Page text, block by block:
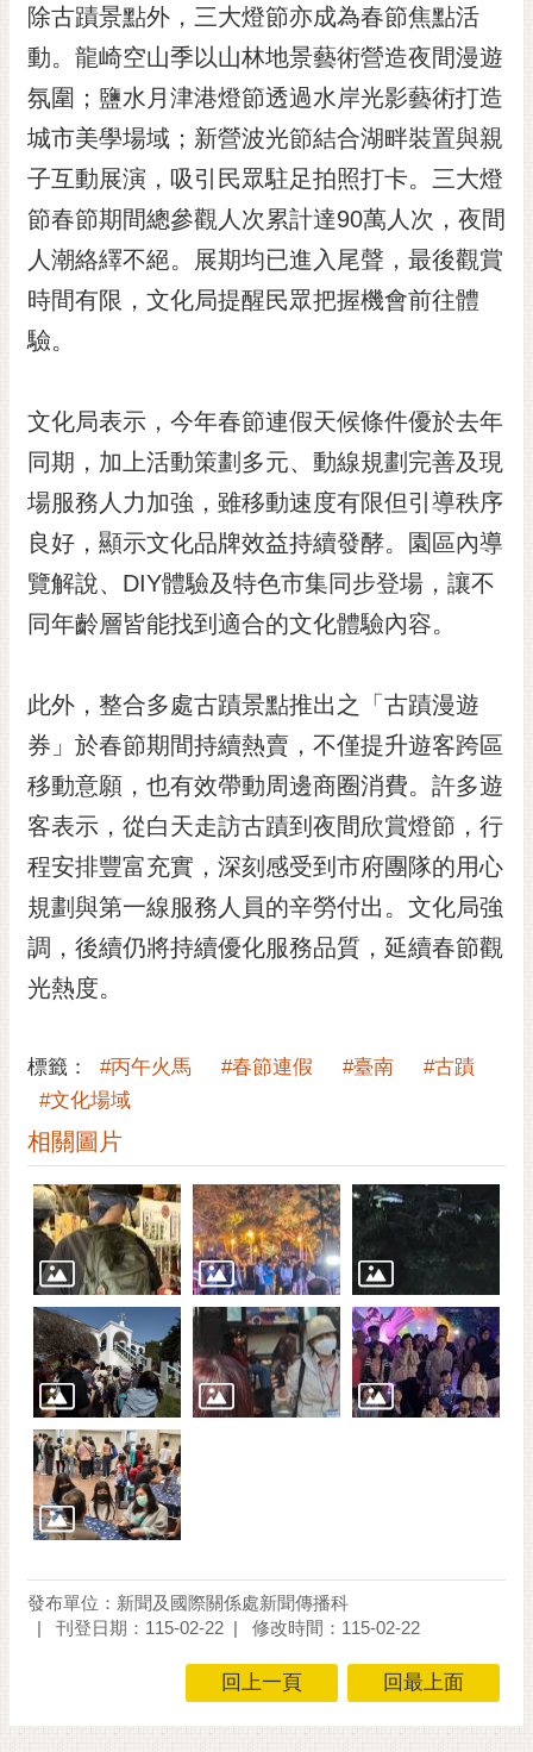
站
導
覽
訂
閱
RSS
訂
閱
電
子
報
民
信
箱
English
日
本
私
權
及
安
全
政
策
網
資
料
宣
市
府
交
通
除古蹟景點外，三大燈節亦成為春節焦點活
動。龍崎空山季以山林地景藝術營造夜間漫遊
氛圍；鹽水月津港燈節透過水岸光影藝術打造
城市美學場域；新營波光節結合湖畔裝置與親
子互動展演，吸引民眾駐足拍照打卡。三大燈
節春節期間總參觀人次累計達90萬人次，夜間
人潮絡繹不絕。展期均已進入尾聲，最後觀賞
時間有限，文化局提醒民眾把握機會前往體
驗。
文化局表示，今年春節連假天候條件優於去年
同期，加上活動策劃多元、動線規劃完善及現
場服務人力加強，雖移動速度有限但引導秩序
良好，顯示文化品牌效益持續發酵。園區內導
覽解說、DIY體驗及特色市集同步登場，讓不
同年齡層皆能找到適合的文化體驗內容。
此外，整合多處古蹟景點推出之「古蹟漫遊
券」於春節期間持續熱賣，不僅提升遊客跨區
移動意願，也有效帶動周邊商圈消費。許多遊
客表示，從白天走訪古蹟到夜間欣賞燈節，行
程安排豐富充實，深刻感受到市府團隊的用心
規劃與第一線服務人員的辛勞付出。文化局強
調，後續仍將持續優化服務品質，延續春節觀
光熱度。
標籤： #丙午火馬 #春節連假 #臺南
#古蹟
#文化場域
相關圖片
發布單位：新聞及國際關係處新聞傳播科
刊登日期：115-02-22
修改時間：115-02-22
回上一頁 回最上面